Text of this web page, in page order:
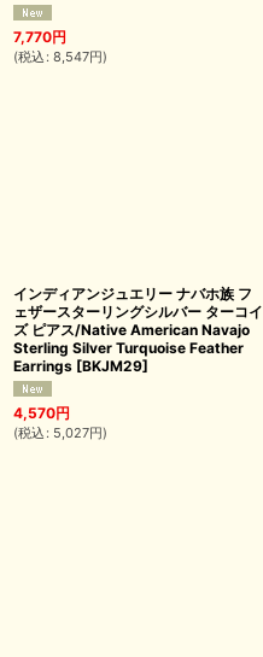
7,770円
(税込 : 8,547円)
インディアンジュエリー ナバホ族 フ
ェザースターリングシルバー ターコイ
ズ ピアス/Native American Navajo
Sterling Silver Turquoise Feather
Earrings [BKJM29]
4,570円
(税込 : 5,027円)